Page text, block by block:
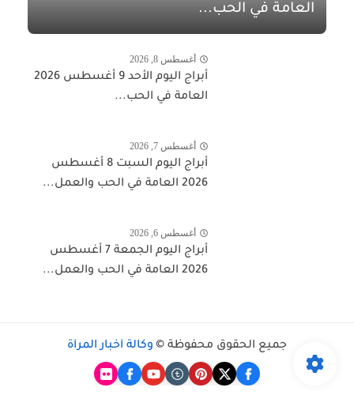
العامة في الحب...
أغسطس 8, 2026
أبراج اليوم الأحد 9 أغسطس 2026
العامة في الحب...
أغسطس 7, 2026
أبراج اليوم السبت 8 أغسطس
2026 العامة في الحب والعمل...
أغسطس 6, 2026
أبراج اليوم الجمعة 7 أغسطس
2026 العامة في الحب والعمل...
جميع الحقوق محفوظة © وكالة أخبار المرأة